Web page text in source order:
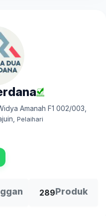
Amanah F1 002/003,
Pelaihari
289Produk